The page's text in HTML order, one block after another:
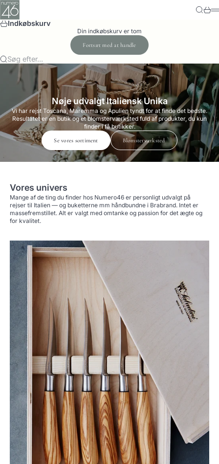
Spring til indhold
Numero-46 SøgKurv
Indkøbskurv
Din indkøbskurv er tom
Fortsæt med at handle
Søg efter...
Nøje udvalgt Italiensk Unika
Vi har rejst Toscana, Maremma og Apulien tyndt for at finde det bedste.
Resultatet er en butik og et blomsterværksted fuld af produkter, du kun
finder i få butikker.
Se vores sortiment Blomsterværksted
Vores univers
Mange af de ting du finder hos Numero46 er personligt udvalgt på
rejser til Italien — og buketterne mm håndbundne i Brabrand. Intet er
massefremstillet. Alt er valgt med omtanke og passion for det ægte og
for kvalitet.